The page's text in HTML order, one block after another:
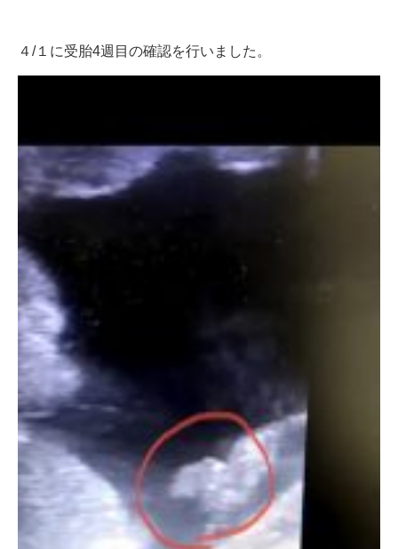
４/１に受胎4週目の確認を行いました。